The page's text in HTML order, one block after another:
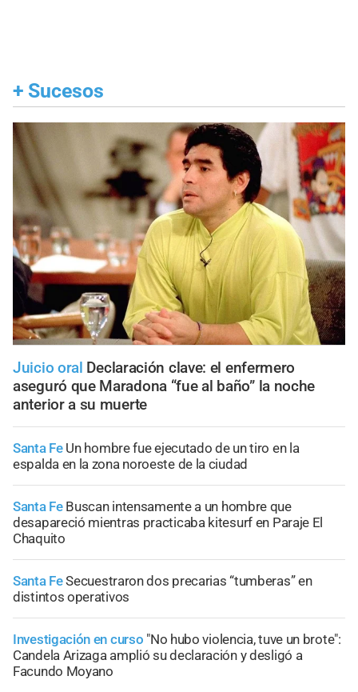
+ Sucesos
Juicio oral Declaración clave: el enfermero
aseguró que Maradona “fue al baño” la noche
anterior a su muerte
Santa Fe Un hombre fue ejecutado de un tiro en la
espalda en la zona noroeste de la ciudad
Santa Fe Buscan intensamente a un hombre que
desapareció mientras practicaba kitesurf en Paraje El
Chaquito
Santa FeSecuestraron dos precarias “tumberas” en
distintos operativos
Investigación en curso "No hubo violencia, tuve un brote":
Candela Arizaga amplió su declaración y desligó a
Facundo Moyano